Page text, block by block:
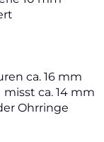
ca. 16 mm
ca. 14 mm
Ohrringe